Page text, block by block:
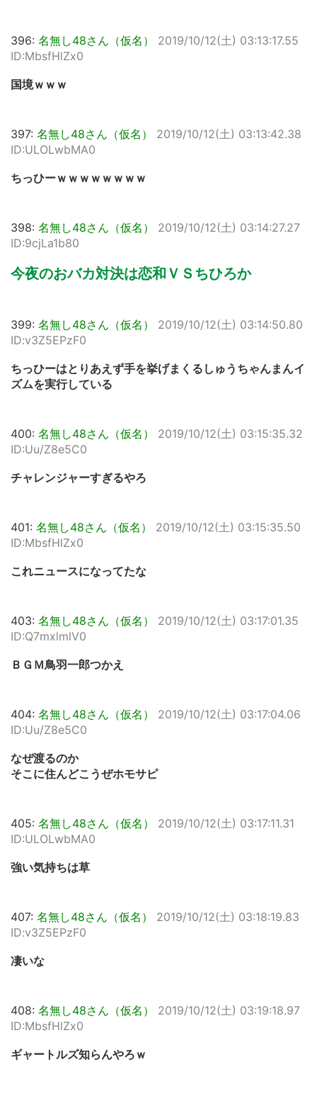
396: 名無し48さん（仮名）
2019/10/12(土) 03:13:17.55
ID:MbsfHlZx0
国境ｗｗｗ
397: 名無し48さん（仮名）
2019/10/12(土) 03:13:42.38
ID:ULOLwbMA0
ちっひーｗｗｗｗｗｗｗｗ
398: 名無し48さん（仮名）
2019/10/12(土) 03:14:27.27
ID:9cjLa1b80
今夜のおバカ対決は恋和ＶＳちひろか
399: 名無し48さん（仮名）
2019/10/12(土) 03:14:50.80
ID:v3Z5EPzF0
ちっひーはとりあえず手を挙げまくるしゅうちゃんまんイ
ズムを実行している
400: 名無し48さん（仮名）
2019/10/12(土) 03:15:35.32
ID:Uu/Z8e5C0
チャレンジャーすぎるやろ
401: 名無し48さん（仮名）
2019/10/12(土) 03:15:35.50
ID:MbsfHlZx0
これニュースになってたな
403: 名無し48さん（仮名）
2019/10/12(土) 03:17:01.35
ID:Q7mxlmlV0
ＢＧＭ鳥羽一郎つかえ
404: 名無し48さん（仮名）
2019/10/12(土) 03:17:04.06
ID:Uu/Z8e5C0
なぜ渡るのか
そこに住んどこうぜホモサピ
405: 名無し48さん（仮名）
2019/10/12(土) 03:17:11.31
ID:ULOLwbMA0
強い気持ちは草
407: 名無し48さん（仮名）
2019/10/12(土) 03:18:19.83
ID:v3Z5EPzF0
凄いな
408: 名無し48さん（仮名）
2019/10/12(土) 03:19:18.97
ID:MbsfHlZx0
ギャートルズ知らんやろｗ